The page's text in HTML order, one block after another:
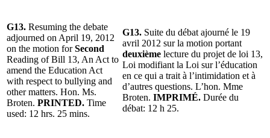
G13. Resuming the debate
adjourned on April 19, 2012
on the motion forSecond
Reading of Bill 13, An Act to
amend the Education Act
with respect to bullying and
other matters. Hon. Ms.
Broten. PRINTED. Time
used: 12 hrs. 25 mins.
G13. Suite du débat ajourné le 19
avril 2012 sur la motion portant
deuxième lecture du projet de loi 13,
Loi modifiant la Loi sur l’éducation
en ce qui a trait à l’intimidation et à
d’autres questions. L’hon. Mme
Broten. IMPRIMÉ. Durée du
débat: 12 h 25.